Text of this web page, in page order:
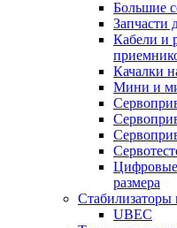
Большие
Запчасти
Кабели и
Качалки
Мини и
Цифровые
размера
UBEC